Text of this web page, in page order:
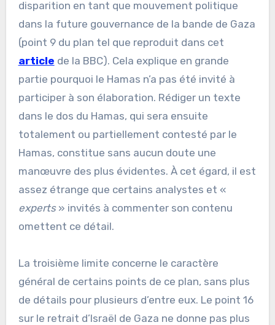
disparition en tant que mouvement politique
dans la future gouvernance de la bande de Gaza
(point 9 du plan tel que reproduit dans cet
article de la BBC). Cela explique en grande
partie pourquoi le Hamas n’a pas été invité à
participer à son élaboration. Rédiger un texte
dans le dos du Hamas, qui sera ensuite
totalement ou partiellement contesté par le
Hamas, constitue sans aucun doute une
manœuvre des plus évidentes. À cet égard, il est
assez étrange que certains analystes et «
experts» invités à commenter son contenu
omettent ce détail.
La troisième limite concerne le caractère
général de certains points de ce plan, sans plus
de détails pour plusieurs d’entre eux. Le point 16
sur le retrait d’Israël de Gaza ne donne pas plus